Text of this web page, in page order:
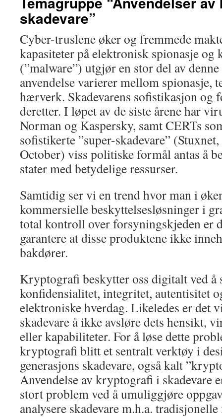
skadevare”
Cyber-truslene øker og fremmede
kapasiteter på elektronisk spionasje
(”malware”) utgjør en stor del av
anvendelse varierer mellom spionasje,
hærverk. Skadevarens sofistikasjon og
deretter. I løpet av de siste årene har
Norman og Kaspersky, samt CERTs
sofistikerte ”super-skadevare”
October) viss politiske formål antas å
stater med betydelige ressurser.
Samtidig ser vi en trend hvor man i
kommersielle beskyttelsesløsninger i
total kontroll over forsyningskjeden er
garantere at disse produktene ikke
bakdører.
Kryptografi beskytter oss digitalt ved å
konfidensialitet, integritet, autentisitet
elektroniske hverdag. Likeledes er det
skadevare å ikke avsløre dets hensikt,
eller kapabiliteter. For å løse dette
kryptografi blitt et sentralt verktøy i
generasjons skadevare, også kalt
Anvendelse av kryptografi i skadevare
stort problem ved å umuliggjøre
analysere skadevare m.h.a.